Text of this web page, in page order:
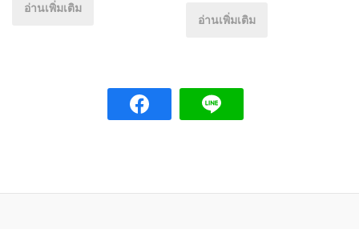
อ่านเพิ่มเติม
อ่านเพิ่มเติม